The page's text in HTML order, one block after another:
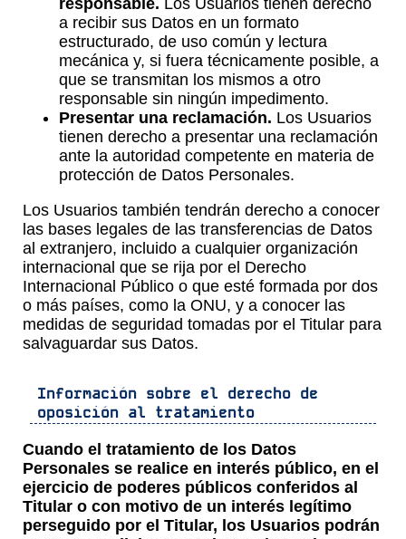
responsable. Los Usuarios tienen derecho
a recibir sus Datos en un formato
estructurado, de uso común y lectura
mecánica y, si fuera técnicamente posible, a
que se transmitan los mismos a otro
responsable sin ningún impedimento.
Presentar una reclamación. Los Usuarios
tienen derecho a presentar una reclamación
ante la autoridad competente en materia de
protección de Datos Personales.
Los Usuarios también tendrán derecho a conocer
las bases legales de las transferencias de Datos
al extranjero, incluido a cualquier organización
internacional que se rija por el Derecho
Internacional Público o que esté formada por dos
o más países, como la ONU, y a conocer las
medidas de seguridad tomadas por el Titular para
salvaguardar sus Datos.
Información sobre el derecho de
oposición al tratamiento
Cuando el tratamiento de los Datos
Personales se realice en interés público, en el
ejercicio de poderes públicos conferidos al
Titular o con motivo de un interés legítimo
perseguido por el Titular, los Usuarios podrán